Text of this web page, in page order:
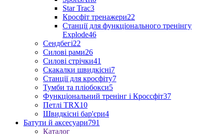
Star Trac3
Кросфіт тренажери22
Станції для функціонального тренінгу
Explode46
Сендбегі22
Силові рами26
Силові стрічки41
Скакалки швидкісні7
Станції для кросфіту7
Тумби та пліобокси5
Функціональний тренінг і Кроссфіт37
Петлі TRX10
Швидкісні бар'єри4
Батути й аксесуари791
Каталог